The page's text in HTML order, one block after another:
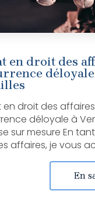
en droit des
droit des
déloyale à
sur mesure En
affaires, je vous
En